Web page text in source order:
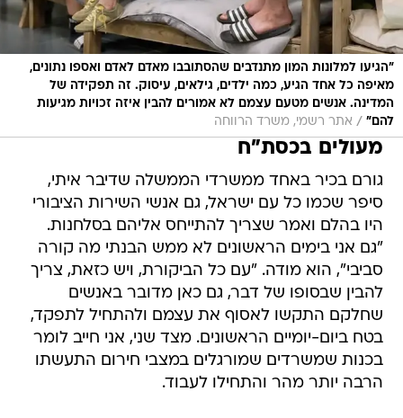
"הגיעו למלונות המון מתנדבים שהסתובבו מאדם לאדם ואספו נתונים,
מאיפה כל אחד הגיע, כמה ילדים, גילאים, עיסוק. זה תפקידה של
המדינה. אנשים מטעם עצמם לא אמורים להבין איזה זכויות מגיעות
להם" / אתר רשמי, משרד הרווחה
מעולים בכסת"ח
גורם בכיר באחד ממשרדי הממשלה שדיבר איתי,
סיפר שכמו כל עם ישראל, גם אנשי השירות הציבורי
היו בהלם ואמר שצריך להתייחס אליהם בסלחנות.
"גם אני בימים הראשונים לא ממש הבנתי מה קורה
סביבי", הוא מודה. "עם כל הביקורת, ויש כזאת, צריך
להבין שבסופו של דבר, גם כאן מדובר באנשים
שחלקם התקשו לאסוף את עצמם ולהתחיל לתפקד,
בטח ביום-יומיים הראשונים. מצד שני, אני חייב לומר
בכנות שמשרדים שמורגלים במצבי חירום התעשתו
הרבה יותר מהר והתחילו לעבוד.